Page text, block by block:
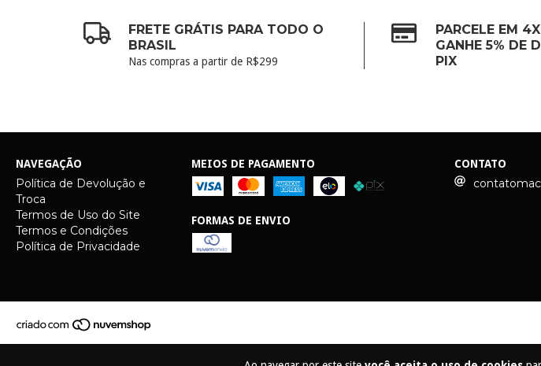
FRETE GRÁTIS PARA TODO O
BRASIL
Nas compras a partir de R$299
PARCELE EM
GANHE 5% DE
PIX
NAVEGAÇÃO
Política de Devolução e
Troca
Termos de Uso do Site
Termos e Condições
Política de Privacidade
MEIOS DE PAGAMENTO
FORMAS DE ENVIO
CONTATO